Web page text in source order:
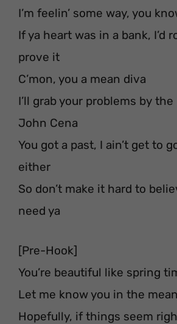
I’m feelin’ some way, you
If ya heart was in a bank, I’d
prove it
C’mon, you a mean diva
I’ll grab your problems by the
John Cena
You got a past, I ain’t get to
either
So don’t make it hard to
need ya
[Pre-Hook]
You’re beautiful like spring
Let me know you in the
Hopefully, if things seem